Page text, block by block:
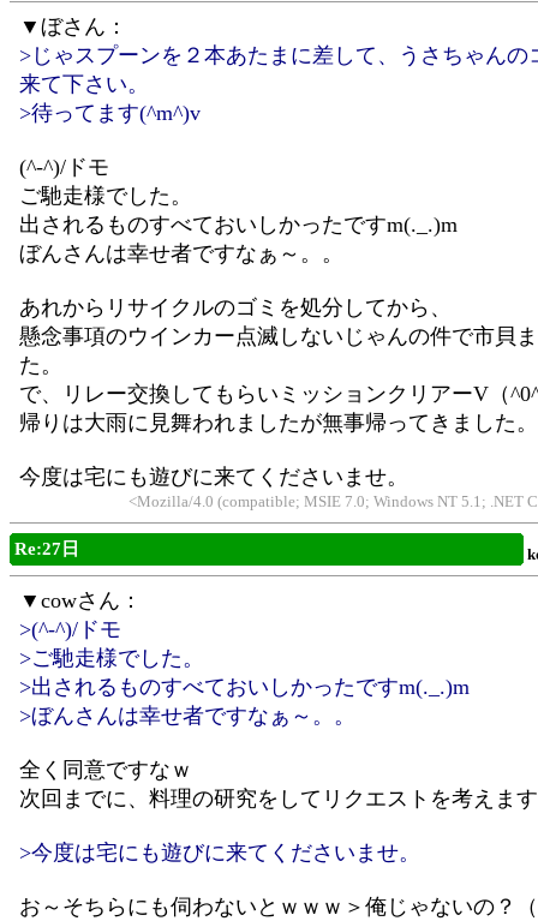
▼ぼさん：
>じゃスプーンを２本あたまに差して、うさちゃんの
来て下さい。
>待ってます(^m^)v
(^-^)/ドモ
ご馳走様でした。
出されるものすべておいしかったですm(._.)m
ぼんさんは幸せ者ですなぁ～。。
あれからリサイクルのゴミを処分してから、
懸念事項のウインカー点滅しないじゃんの件で市貝
た。
で、リレー交換してもらいミッションクリアーV（
帰りは大雨に見舞われましたが無事帰ってきました。
今度は宅にも遊びに来てくださいませ。
<Mozilla/4.0 (compatible; MSIE 7.0; Windows NT 5.1; .NET
Re:27日
▼cowさん：
>(^-^)/ドモ
>ご馳走様でした。
>出されるものすべておいしかったですm(._.)m
>ぼんさんは幸せ者ですなぁ～。。
全く同意ですなｗ
次回までに、料理の研究をしてリクエストを考えま
>今度は宅にも遊びに来てくださいませ。
お～そちらにも伺わないとｗｗｗ＞俺じゃないの？